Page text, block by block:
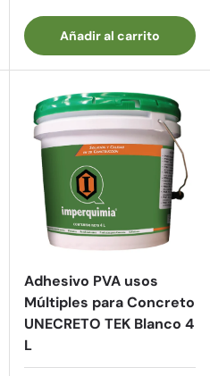
Añadir al carrito
Adhesivo PVA usos
Múltiples para Concreto
UNECRETO TEK Blanco 4
L